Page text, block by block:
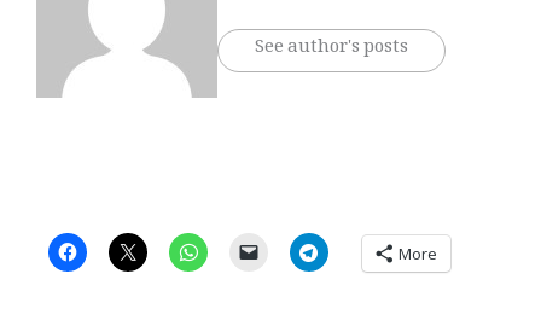
See author's posts
More